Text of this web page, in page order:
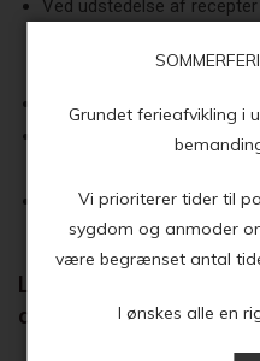
Ved udstedelse af
receptserveren
Ved indberetning til
Ved videregivelse af
I andre tilfælde videregives
forsikringsselskaber
Lovgrundlag for
af personoplysninger
Grundet ferieafvikling i
Vi prioriterer tider til
sygdom og anmoder
være begrænset antal
I ønskes alle en